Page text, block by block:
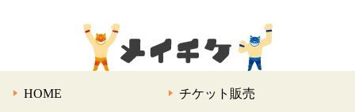
HOME チケット販売